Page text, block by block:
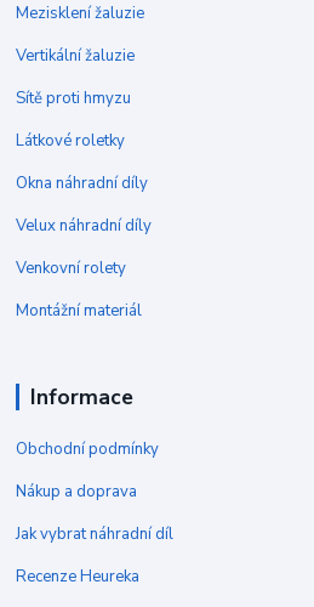
Mezisklení žaluzie
Vertikální žaluzie
Sítě proti hmyzu
Látkové roletky
Okna náhradní díly
Velux náhradní díly
Venkovní rolety
Montážní materiál
Informace
Obchodní podmínky
Nákup a doprava
Jak vybrat náhradní díl
Recenze Heureka